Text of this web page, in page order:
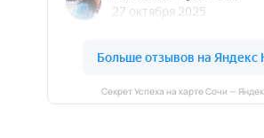
Секрет Успеха на карте Сочи —